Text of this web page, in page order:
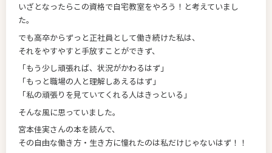
いざとなったらこの資格で自宅教室をやろう！と考えていまし
た。
でも高卒からずっと正社員として働き続けた私は、
それをやすやすと手放すことができず、
「もう少し頑張れば、状況がかわるはず」
「もっと職場の人と理解しあえるはず」
「私の頑張りを見ていてくれる人はきっといる」
そんな風に思っていました。
宮本佳実さんの本を読んで、
その自由な働き方・生き方に憧れたのは私だけじゃないはず！！